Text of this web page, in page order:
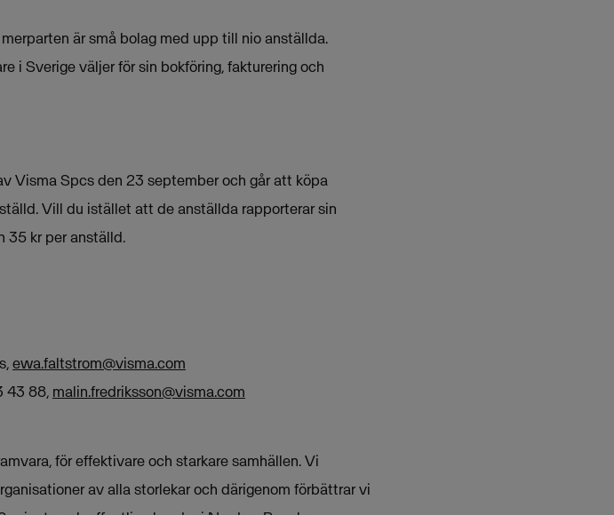
är små bolag med upp till nio anställda.
i Sverige väljer för sin bokföring, fakturering och
Visma Spcs den 23 september och går att köpa
Vill du istället att de anställda rapporterar sin
35 kr per anställd.
ewa.faltstrom@visma.com
43 88, malin.fredriksson@visma.com
för effektivare och starkare samhällen. Vi
av alla storlekar och därigenom förbättrar vi